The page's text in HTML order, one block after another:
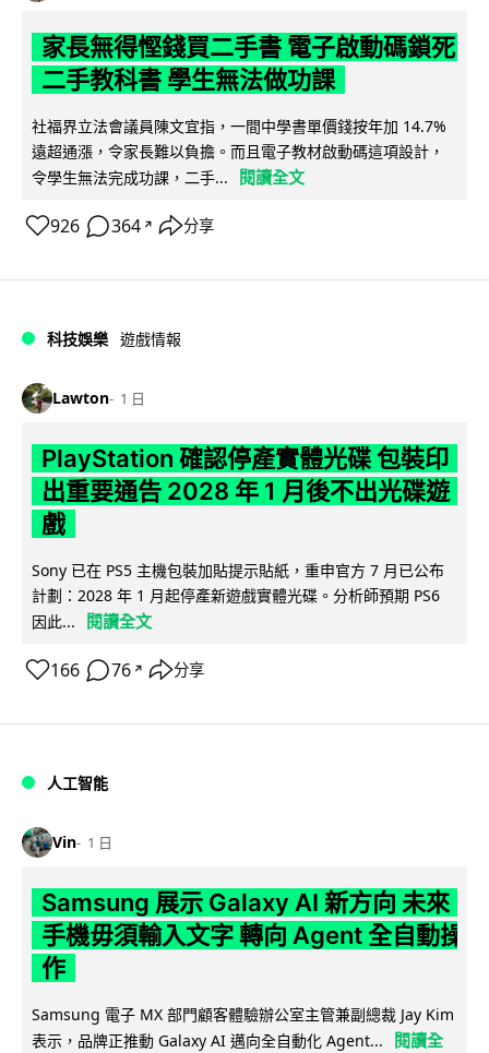
家長無得慳錢買二手書 電子啟動碼鎖死
二手教科書 學生無法做功課
社福界立法會議員陳文宜指，一間中學書單價錢按年加 14.7%
遠超通漲，令家長難以負擔。而且電子教材啟動碼這項設計，
令學生無法完成功課，二手...
閱讀全文
926 364 ↗ 分享
科技娛樂 遊戲情報
Lawton 1 日
PlayStation 確認停產實體光碟 包裝印
出重要通告 2028 年 1 月後不出光碟遊
戲
Sony 已在 PS5 主機包裝加貼提示貼紙，重申官方 7 月已公布
計劃：2028 年 1 月起停產新遊戲實體光碟。分析師預期 PS6
因此...
閱讀全文
166 76 ↗ 分享
人工智能
Vin 1 日
Samsung 展示 Galaxy AI 新方向 未來
手機毋須輸入文字 轉向 Agent 全自動操
作
Samsung 電子 MX 部門顧客體驗辦公室主管兼副總裁 Jay Kim
表示，品牌正推動 Galaxy AI 邁向全自動化 Agent...
閱讀全